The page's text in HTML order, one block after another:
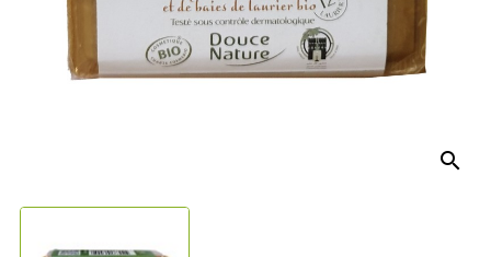
CULTUREL
search